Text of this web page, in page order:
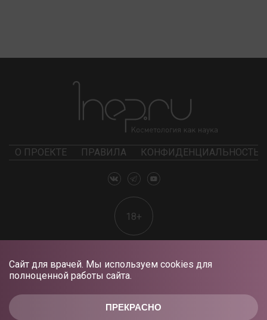
ПРЕКРАСНО
Сайт для врачей. Мы используем cookies для
полноценной работы сайта.
О ПРОЕКТЕ ПРАВИЛА КОНФИДЕНЦИАЛЬНОСТЬ
18+